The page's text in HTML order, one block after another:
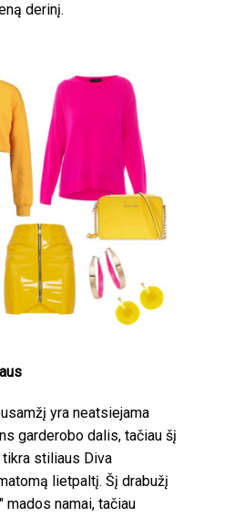
derinį.
yra neatsiejama
garderobo dalis, tačiau šį
stiliaus Diva
lietpaltį. Šį drabužį
mados namai, tačiau